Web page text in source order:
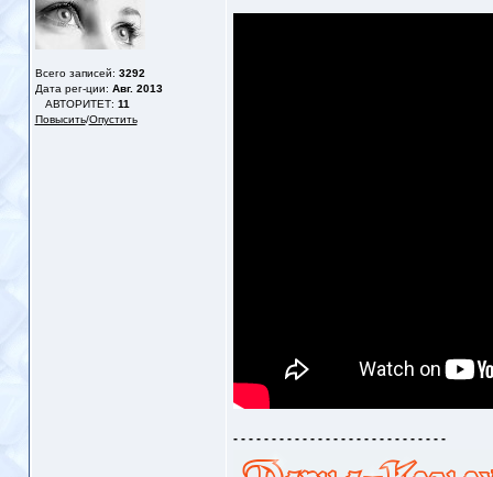
Всего записей: 3292
Дата рег-ции: Авг. 2013
АВТОРИТЕТ: 11
Повысить/Опустить
- - - - - - - - - - - - - - - - - - - - - - - - - - - -